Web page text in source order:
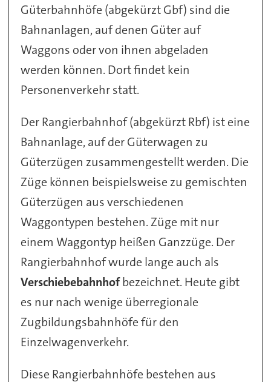
Güterbahnhöfe (abgekürzt Gbf) sind die
Bahnanlagen, auf denen Güter auf
Waggons oder von ihnen abgeladen
werden können. Dort findet kein
Personenverkehr statt.
Der Rangierbahnhof (abgekürzt Rbf) ist eine
Bahnanlage, auf der Güterwagen zu
Güterzügen zusammengestellt werden. Die
Züge können beispielsweise zu gemischten
Güterzügen aus verschiedenen
Waggontypen bestehen. Züge mit nur
einem Waggontyp heißen Ganzzüge. Der
Rangierbahnhof wurde lange auch als
Verschiebebahnhofbezeichnet. Heute gibt
es nur nach wenige überregionale
Zugbildungsbahnhöfe für den
Einzelwagenverkehr.
Diese Rangierbahnhöfe bestehen aus